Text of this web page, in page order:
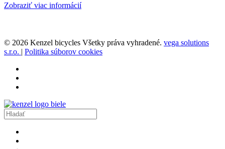
Zobraziť viac informácií
© 2026 Kenzel bicycles Všetky práva vyhradené. vega solutions
s.r.o. | Politika súborov cookies